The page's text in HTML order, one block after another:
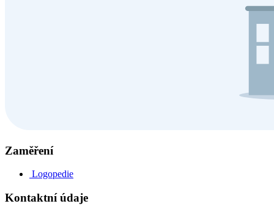
Zaměření
Logopedie
Kontaktní údaje